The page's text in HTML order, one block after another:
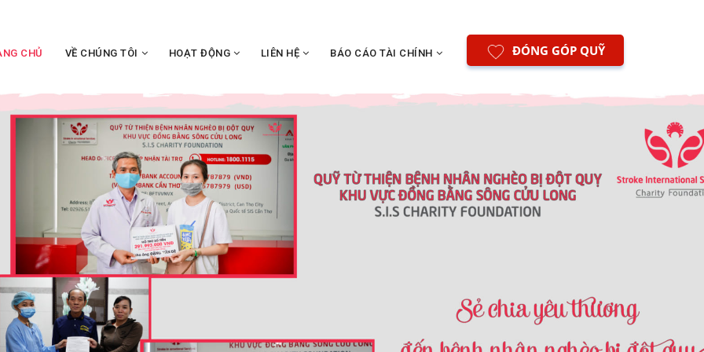
ĐÓNG GÓP QUỸ
CHỦ VỀ CHÚNG TÔI HOẠT ĐỘNG LIÊN HỆ BÁO CÁO TÀI CHÍNH